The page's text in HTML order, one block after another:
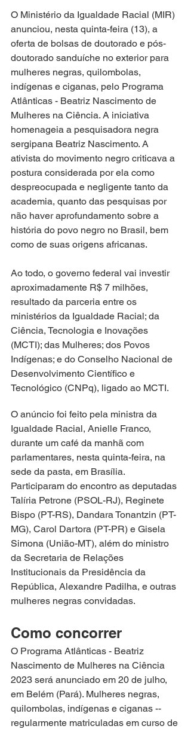
O Ministério da Igualdade Racial (MIR)
anunciou, nesta quinta-feira (13), a
oferta de bolsas de doutorado e pós-
doutorado sanduíche no exterior para
mulheres negras, quilombolas,
indígenas e ciganas, pelo Programa
Atlânticas - Beatriz Nascimento de
Mulheres na Ciência. A iniciativa
homenageia a pesquisadora negra
sergipana Beatriz Nascimento. A
ativista do movimento negro criticava a
postura considerada por ela como
despreocupada e negligente tanto da
academia, quanto das pesquisas por
não haver aprofundamento sobre a
história do povo negro no Brasil, bem
como de suas origens africanas.
Ao todo, o governo federal vai investir
aproximadamente R$ 7 milhões,
resultado da parceria entre os
ministérios da Igualdade Racial; da
Ciência, Tecnologia e Inovações
(MCTI); das Mulheres; dos Povos
Indígenas; e do Conselho Nacional de
Desenvolvimento Científico e
Tecnológico (CNPq), ligado ao MCTI.
O anúncio foi feito pela ministra da
Igualdade Racial, Anielle Franco,
durante um café da manhã com
parlamentares, nesta quinta-feira, na
sede da pasta, em Brasília.
Participaram do encontro as deputadas
Talíria Petrone (PSOL-RJ), Reginete
Bispo (PT-RS), Dandara Tonantzin (PT-
MG), Carol Dartora (PT-PR) e Gisela
Simona (União-MT), além do ministro
da Secretaria de Relações
Institucionais da Presidência da
República, Alexandre Padilha, e outras
mulheres negras convidadas.
Como concorrer
O Programa Atlânticas - Beatriz
Nascimento de Mulheres na Ciência
2023 será anunciado em 20 de julho,
em Belém (Pará). Mulheres negras,
quilombolas, indígenas e ciganas --
regularmente matriculadas em curso de